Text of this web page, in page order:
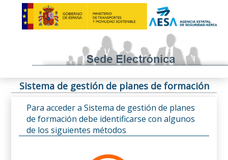
Sistema de gestión de planes de formación
Para acceder a Sistema de gestión de planes
de formación debe identificarse con algunos
de los siguientes métodos